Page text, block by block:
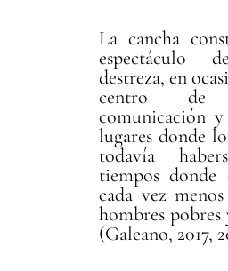
La cancha
espectáculo
destreza, en
centro de
comunicación
lugares donde
todavía
tiempos donde
cada vez
hombres pobres
(Galeano, 2017,